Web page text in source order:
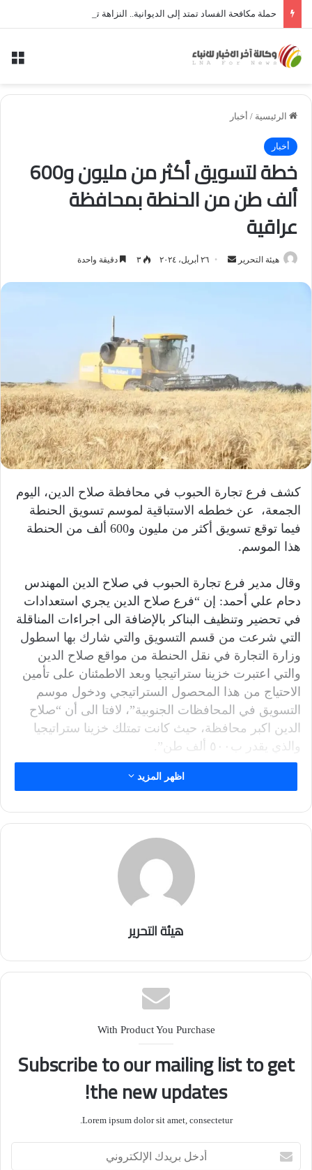
الرئيسية / أخبار
أخبار
خطة لتسويق أكثر من مليون و600
ألف طن من الحنطة بمحافظة
عراقية
هيئة التحرير
أرسل ٢٦ أبريل، ٢٠٢٤ ٣ دقيقة واحدة
كشف فرع تجارة الحبوب في محافظة صلاح الدين، اليوم
الجمعة، عن خططه الاستباقية لموسم تسويق الحنطة
فيما توقع تسويق أكثر من مليون و600 ألف من الحنطة
هذا الموسم.
وقال مدير فرع تجارة الحبوب في صلاح الدين المهندس
دحام علي أحمد: إن “فرع صلاح الدين يجري استعدادات
في تحضير وتنظيف البناكر بالإضافة الى اجراءات المناقلة
التي شرعت من قسم التسويق والتي شارك بها اسطول
وزارة التجارة في نقل الحنطة من مواقع صلاح الدين
والتي اعتبرت خزينا ستراتيجيا وبعد الاطمئنان على تأمين
الاحتياج من هذا المحصول الستراتيجي ودخول موسم
التسويق في المحافظات الجنوبية”، لافتا الى أن “صلاح
الدين اكبر محافظة، حيث كانت تمتلك خزينا ستراتيجيا
والذي يقدر ب٥٠٠ ألف طن”.
وأضاف أن “هناك انتاجا بكميات كبيرة متوقعة حسب
محافظة صلاح الدين بدايه شهر حزيران المقبل”.
وأعلن رئيس مجلس الوزراء محمد شياع السوداني، يوم
الأربعاء الماضي، عن إطلاق الموسم التسويقي لمحصول
اظهر المزيد
هيئة التحرير
With Product You Purchase
Subscribe to our mailing list to get
the new updates!
Lorem ipsum dolor sit amet, consectetur.
بريدك